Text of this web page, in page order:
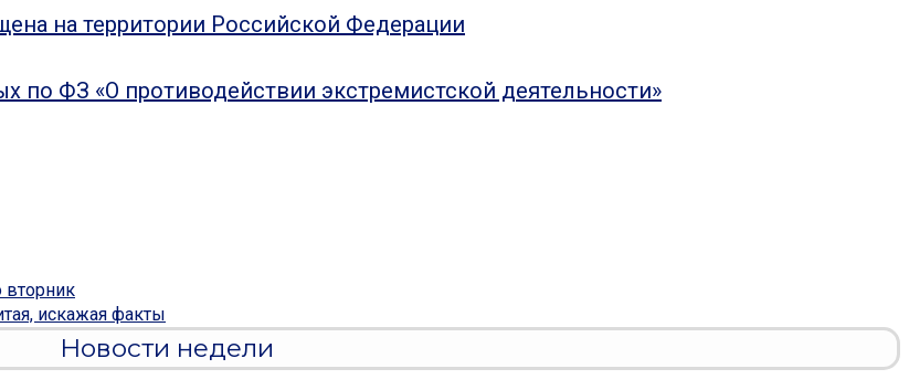
на территории Российской Федерации
ФЗ «О противодействии экстремистской деятельности»
вторник
искажая факты
Новости недели